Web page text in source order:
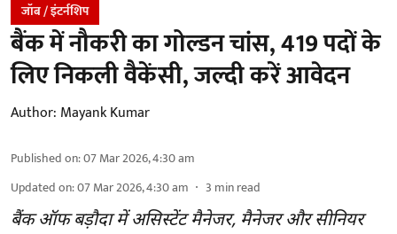
जॉब / इंटर्नशिप
बैंक में नौकरी का गोल्डन चांस, 419 पदों के
लिए निकली वैकेंसी, जल्दी करें आवेदन
Author: Mayank Kumar
Published on:07 Mar 2026, 4:30 am
Updated on:07 Mar 2026, 4:30 am 3 min read
बैंक ऑफ बड़ौदा में असिस्टेंट मैनेजर, मैनेजर और सीनियर